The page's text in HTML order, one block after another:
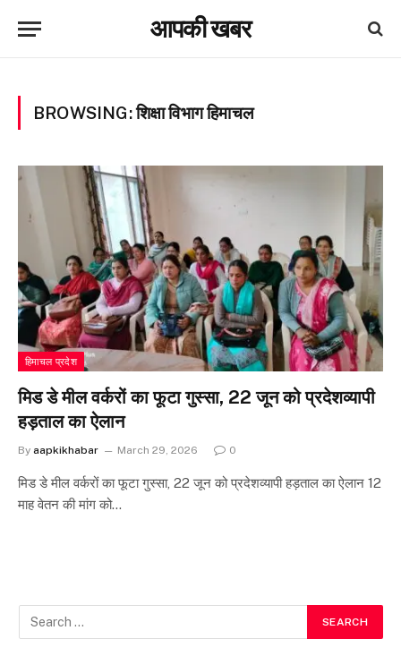
आपकी खबर
BROWSING:शिक्षा विभाग हिमाचल
हिमाचल प्रदेश
मिड डे मील वर्करों का फूटा गुस्सा, 22 जून को प्रदेशव्यापी
हड़ताल का ऐलान
By aapkikhabar March 29, 2026 0
मिड डे मील वर्करों का फूटा गुस्सा, 22 जून को प्रदेशव्यापी हड़ताल का ऐलान 12
माह वेतन की मांग को…